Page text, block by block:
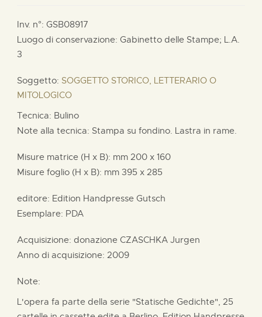
Inv. n°: GSB08917
Luogo di conservazione: Gabinetto delle Stampe; L.A.
3
Soggetto: SOGGETTO STORICO, LETTERARIO O
MITOLOGICO
Tecnica: Bulino
Note alla tecnica: Stampa su fondino. Lastra in rame.
Misure matrice (H x B): mm 200 x 160
Misure foglio (H x B): mm 395 x 285
editore: Edition Handpresse Gutsch
Esemplare: PDA
Acquisizione: donazione CZASCHKA Jurgen
Anno di acquisizione: 2009
Note:
L'opera fa parte della serie "Statische Gedichte", 25